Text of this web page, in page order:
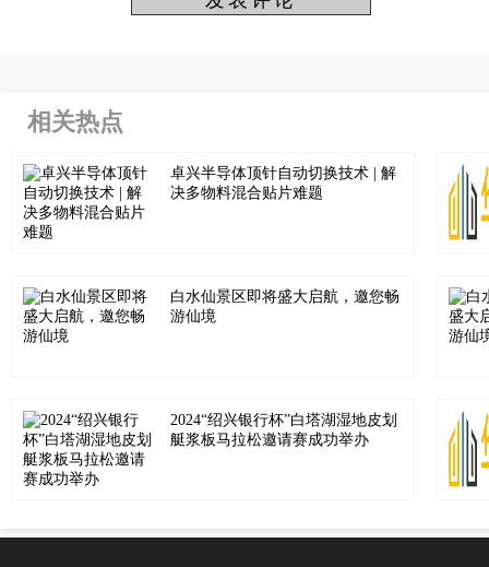
相关热点
卓兴半导体顶针自动切换技术 | 解
决多物料混合贴片难题
白水仙景区即将盛大启航，邀您畅
游仙境
2024“绍兴银行杯”白塔湖湿地皮划
艇浆板马拉松邀请赛成功举办